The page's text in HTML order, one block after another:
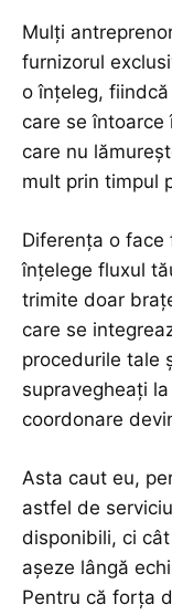
Mulți
furnizorul
o înțeleg,
care se întoarce
care nu
mult prin timpul
Diferența o face
înțelege fluxul
trimite doar
care se
procedurile tale
supravegheați
coordonare
Asta caut eu,
astfel de
disponibili, ci
așeze lângă
Pentru că forța